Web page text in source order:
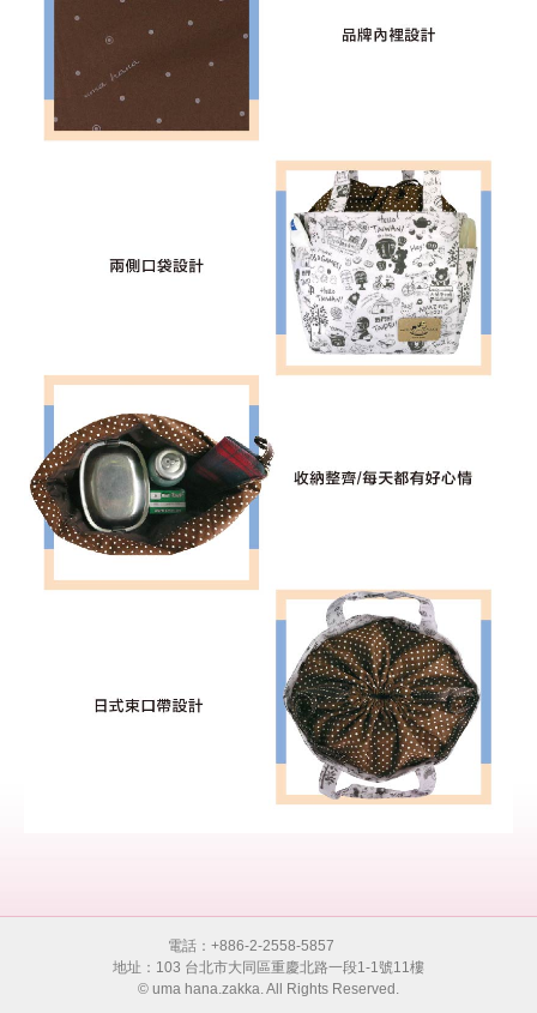
電話：+886-2-2558-5857
地址：103 台北市大同區重慶北路一段1-1號11樓
© uma hana.zakka. All Rights Reserved.